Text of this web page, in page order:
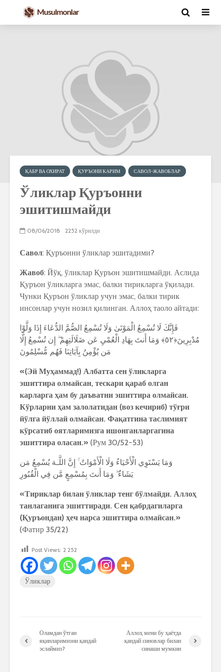
ҚАБР ВА ОХИРАТ ҚУРЪОНИ КАРИМ САВОЛ-ЖАВОБЛАР
Ўликлар Қуръонни
эшитишмайди
08/06/2018 2252 кўрилди
Савол: Қуръонни ўликлар эшитадими?
Жавоб: Йўқ, ўликлар Қуръон эшитишмайди. Аслида
Қуръон ўликларга эмас, балки тирикларга ўқилади.
Чунки Қуръон ўликлар учун эмас, балки тирик
инсонлар учун нозил қилинган. Аллоҳ таоло айтади:
فَإِنَّكَ لَا تُسْمِعُ الْمَوْتَىٰ وَلَا تُسْمِعُ الصُّمَّ الدُّعَاءَ إِذَا وَلَّوْا
مُدْبِرِينَ﴿٥٢﴾ وَمَا أَنتَ بِهَادِ الْعُمْيِ عَن ضَلَالَتِهِمْ ۖ إِن تُسْمِعُ إِلَّا
مَن يُؤْمِنُ بِآيَاتِنَا فَهُم مُّسْلِمُونَ
«(Эй Муҳаммад!) Албатта сен ўликларга
эшиттира олмайсан, тескари қараб олган
карларга ҳам бу даъватни эшиттира олмайсан.
Кўрларни ҳам залолатидан (воз кечириб) тўғри
йўлга йўллай олмайсан. Фақатгина таслимият
кўрсатиб оятларимизга ишонганларгагина
эшиттира оласан.» (Рум 30/52-53)
وَمَا يَسْتَوِي الْأَحْيَاءُ وَلَا الْأَمْوَاتُ ۚ إِنَّ اللَّـهَ يُسْمِعُ مَن
يَشَاءُ ۖ وَمَا أَنتَ بِمُسْمِعٍ مَّن فِي الْقُبُورِ
«Тириклар билан ўликлар тенг бўлмайди. Аллоҳ
танлаганига эшиттиради. Сен қабрдагиларга
(Қуръондан) ҳеч нарса эшиттира олмайсан.»
(Фатир 35/22)
Post Views: 2 252
Ўликлар
Оламдан ўтган
яқинларимизни қандай
эслаймиз?
Аллоҳ мени бу ҳаётда
қандай синовлар билан
синаши мумкин